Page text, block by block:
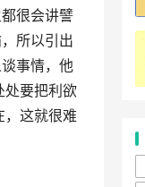
很会讲譬
所以引出
事情，他
处要把利欲
，这就很难